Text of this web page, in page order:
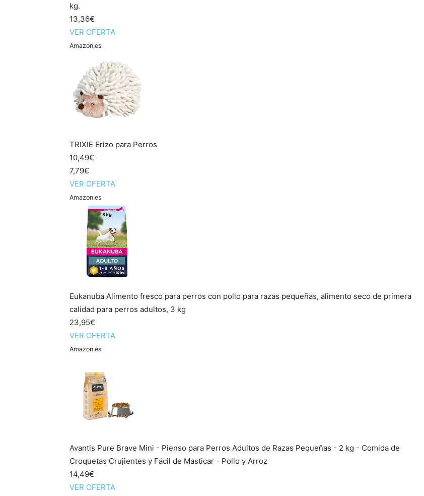
kg.
13,36€
VER OFERTA
Amazon.es
TRIXIE Erizo para Perros
10,49€
7,79€
VER OFERTA
Amazon.es
Eukanuba Alimento fresco para perros con pollo para razas pequeñas, alimento seco de primera
calidad para perros adultos, 3 kg
23,95€
VER OFERTA
Amazon.es
Avantis Pure Brave Mini - Pienso para Perros Adultos de Razas Pequeñas - 2 kg - Comida de
Croquetas Crujientes y Fácil de Masticar - Pollo y Arroz
14,49€
VER OFERTA